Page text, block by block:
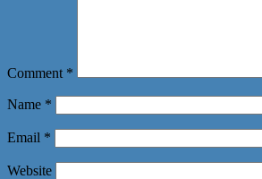
Comment *
Name *
Email *
Website